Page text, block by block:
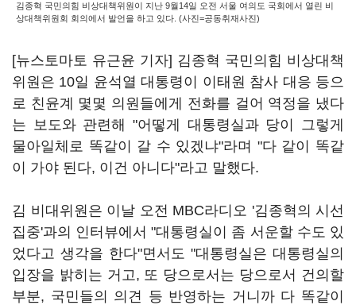
김종혁 국민의힘 비상대책위원이 지난 9월14일 오전 서울 여의도 국회에서 열린 비
상대책위원회 회의에서 발언을 하고 있다. (사진=공동취재사진)
[뉴스토마토 유근윤 기자] 김종혁 국민의힘 비상대책
위원은 10일 윤석열 대통령이 이태원 참사 대응 등으
로 친윤계 몇몇 의원들에게 전화를 걸어 역정을 냈다
는 보도와 관련해 "어떻게 대통령실과 당이 그렇게
물아일체로 똑같이 갈 수 있겠냐"라며 "다 같이 똑같
이 가야 된다, 이건 아니다"라고 말했다.
김 비대위원은 이날 오전 MBC라디오 '김종혁의 시선
집중'과의 인터뷰에서 "대통령실이 좀 서운할 수도 있
었다고 생각을 한다"면서도 "대통령실은 대통령실의
입장을 밝히는 거고, 또 당으로서는 당으로서 건의할
부분, 국민들의 의견 등 반영하는 거니까 다 똑같이